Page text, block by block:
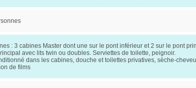
: 3 cabines Master dont une sur le pont inférieur et 2 sur le pont
avec lits twin ou doubles. Serviettes de toilette, peignoir.
dans les cabines, douche et toilettes privatives, sèche-
de films